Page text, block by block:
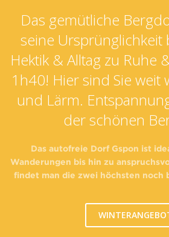
Das gemütliche
seine Ursprünglichkeit
Hektik & Alltag zu Ruhe
1h40! Hier sind Sie weit
und Lärm.
der schönen
Das autofreie Dorf Gspon ist
Wanderungen bis hin zu
findet man die zwei höchsten noch